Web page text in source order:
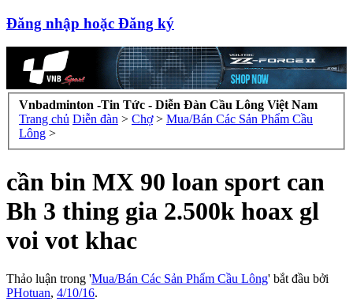
Đăng nhập hoặc Đăng ký
Vnbadminton -Tin Tức - Diễn Đàn Cầu Lông Việt Nam
Trang chủ Diễn đàn > Chợ > Mua/Bán Các Sản Phẩm Cầu
Lông >
cần bin MX 90 loan sport can
Bh 3 thing gia 2.500k hoax gl
voi vot khac
Thảo luận trong 'Mua/Bán Các Sản Phẩm Cầu Lông' bắt đầu bởi
PHotuan, 4/10/16.